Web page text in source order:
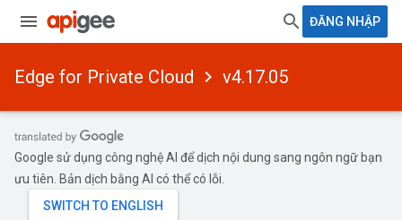
ĐĂNG NHẬP
Edge for Private Cloud v4.17.05
Google sử dụng công nghệ AI để dịch nội dung sang ngôn ngữ bạn
ưu tiên. Bản dịch bằng AI có thể có lỗi.